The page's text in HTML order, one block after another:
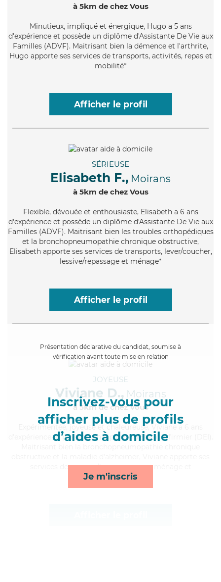
à 5km de chez Vous
Minutieux, impliqué et énergique, Hugo a 5 ans
d'expérience et possède un diplôme d'Assistante De Vie aux
Familles (ADVF). Maitrisant bien la démence et l'arthrite,
Hugo apporte ses services de transports, activités, repas et
mobilité*
Afficher le profil
SÉRIEUSE
Elisabeth F., Moirans
à 5km de chez Vous
Flexible, dévouée et enthousiaste, Elisabeth a 6 ans
d'expérience et possède un diplôme d'Assistante De Vie aux
Familles (ADVF). Maitrisant bien les troubles orthopédiques
et la bronchopneumopathie chronique obstructive,
Elisabeth apporte ses services de transports, lever/coucher,
lessive/repassage et ménage*
Afficher le profil
Présentation déclarative du candidat, soumise à
vérification avant toute mise en relation
Inscrivez-vous pour
afficher plus de profils
d’aides à domicile
Je m'inscris
JOYEUSE
Viviane D., Moirans
à 5km de chez Vous
, joyeuse et chaleureuse, Viviane a 6 ans
d'expérience et possède un diplôme d'Etat d'infirmier (DEI).
services de courses/livraison, repas, ménage et
lessive/repassage*